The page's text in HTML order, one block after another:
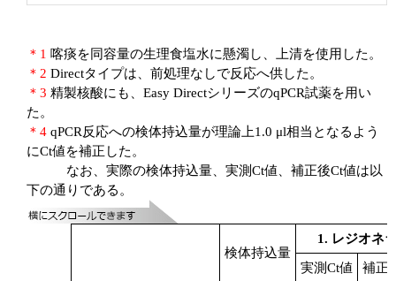
＊1 喀痰を同容量の生理食塩水に懸濁し、上清を使用した。
＊2 Directタイプは、前処理なしで反応へ供した。
＊3 精製核酸にも、Easy DirectシリーズのqPCR試薬を用い
た。
＊4 qPCR反応への検体持込量が理論上1.0 μl相当となるよう
にCt値を補正した。
なお、実際の検体持込量、実測Ct値、補正後Ct値は以
下の通りである。
検体持込量
1. レジオネ
実測Ct値 補正